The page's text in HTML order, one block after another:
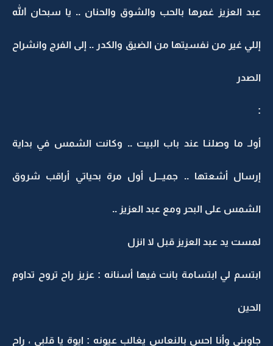
عبد العزيز غمرها بالحب والشوق والحنان .. يا سبحان الله
إللي غير من نفسيتها من الضيق والكدر .. إلى الفرج وانشراح
الصدر
:
أولـ ما وصلنـا عند باب البيت .. وكانت الشمس في بداية
إرسال أشعتها .. جميـــل أول مرة بحياتي أراقب شروق
الشمس على البحر ومع عبد العزيز ..
لمست يد عبد العزيز قبل لا انزل
ابتسم لي ابتسامة بانت فيها أسنانه : عزيز راح تروح تداوم
الحين
جاوبني وأنا احس بالنعاس يغالب عيونه : ايوة يا قلبي ، راح